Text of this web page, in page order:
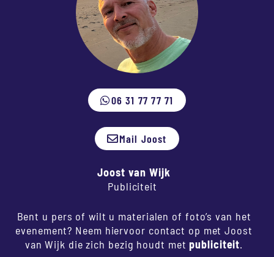
06 31 77 77 71
Mail Joost
Joost van Wijk
Publiciteit
Bent u pers of wilt u materialen of foto’s van het
evenement? Neem hiervoor contact op met Joost
van Wijk die zich bezig houdt metpubliciteit.